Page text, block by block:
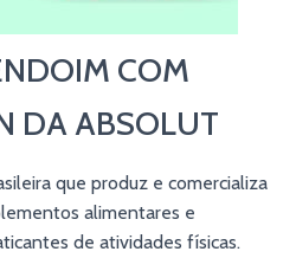
COM
DA ABSOLUT
que produz e comercializa
alimentares e
de atividades físicas.